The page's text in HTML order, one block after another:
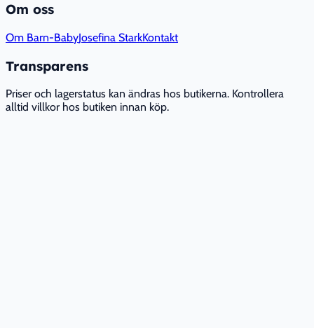
Om oss
Om Barn-BabyJosefina StarkKontakt
Transparens
Priser och lagerstatus kan ändras hos butikerna. Kontrollera
alltid villkor hos butiken innan köp.